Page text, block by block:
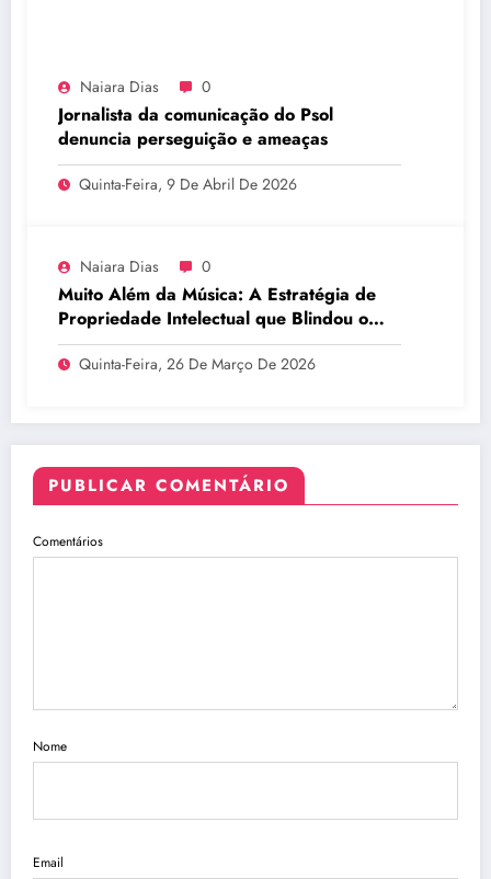
Naiara Dias 0
Jornalista da comunicação do Psol
denuncia perseguição e ameaças
Quinta-Feira, 9 De Abril De 2026
Naiara Dias 0
Muito Além da Música: A Estratégia de
Propriedade Intelectual que Blindou o
Legado do BTS
Quinta-Feira, 26 De Março De 2026
PUBLICAR COMENTÁRIO
Comentários
Nome
Email